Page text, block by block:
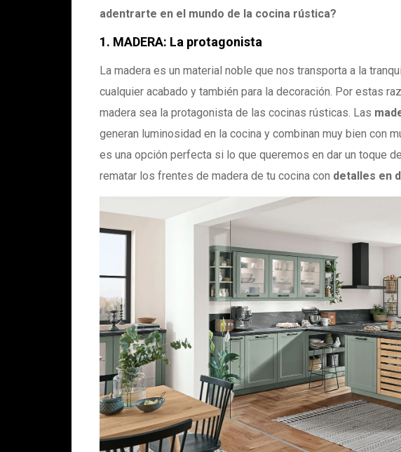
adentrarte en el mundo de la cocina rústica?
1. MADERA: La protagonista
La madera es un material noble que nos transporta a la
cualquier acabado y también para la decoración. Por estas
madera sea la protagonista de las cocinas rústicas. Las
generan luminosidad en la cocina y combinan muy bien con
es una opción perfecta si lo que queremos en dar un toque
rematar los frentes de madera de tu cocina con detalles en